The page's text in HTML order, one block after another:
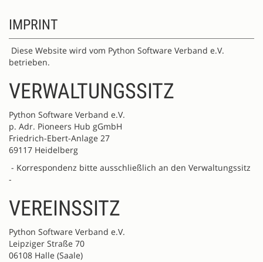
IMPRINT
Diese Website wird vom Python Software Verband e.V.
betrieben.
VERWALTUNGSSITZ
Python Software Verband e.V.
p. Adr. Pioneers Hub gGmbH
Friedrich-Ebert-Anlage 27
69117 Heidelberg
- Korrespondenz bitte ausschließlich an den Verwaltungssitz
-
VEREINSSITZ
Python Software Verband e.V.
Leipziger Straße 70
06108 Halle (Saale)